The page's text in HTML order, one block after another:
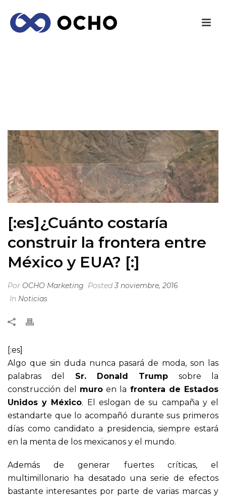
[:es]¿Cuánto costaría
construir la frontera entre
México y EUA? [:]
Por OCHO Marketing Posted3 noviembre, 2016
In Noticias
[:es]
Algo que sin duda nunca pasará de moda, son las
palabras del Sr. Donald Trump sobre la
construcción del muro en la frontera de Estados
Unidos y México. El eslogan de su campaña y el
estandarte que lo acompañó durante sus primeros
días como candidato a presidencia, siempre estará
en la menta de los mexicanos y el mundo.
Además de generar fuertes críticas, el
multimillonario ha desatado una serie de efectos
bastante interesantes por parte de varias marcas y